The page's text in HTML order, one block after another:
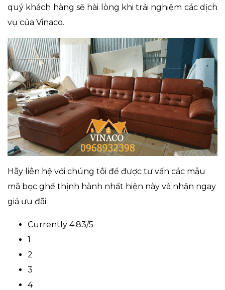
quý khách hàng sẽ hài lòng khi trải nghiệm các dịch
vụ của Vinaco.
Hãy liên hệ với chúng tôi để được tư vấn các mẫu
mã bọc ghế thịnh hành nhất hiện này và nhận ngay
giá ưu đãi.
Currently 4.83/5
1
2
3
4